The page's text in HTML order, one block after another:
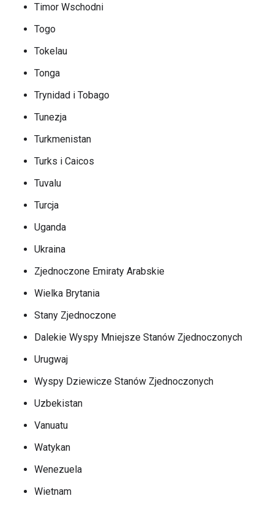
Timor Wschodni
Togo
Tokelau
Tonga
Trynidad i Tobago
Tunezja
Turkmenistan
Turks i Caicos
Tuvalu
Turcja
Uganda
Ukraina
Zjednoczone Emiraty Arabskie
Wielka Brytania
Stany Zjednoczone
Dalekie Wyspy Mniejsze Stanów Zjednoczonych
Urugwaj
Wyspy Dziewicze Stanów Zjednoczonych
Uzbekistan
Vanuatu
Watykan
Wenezuela
Wietnam